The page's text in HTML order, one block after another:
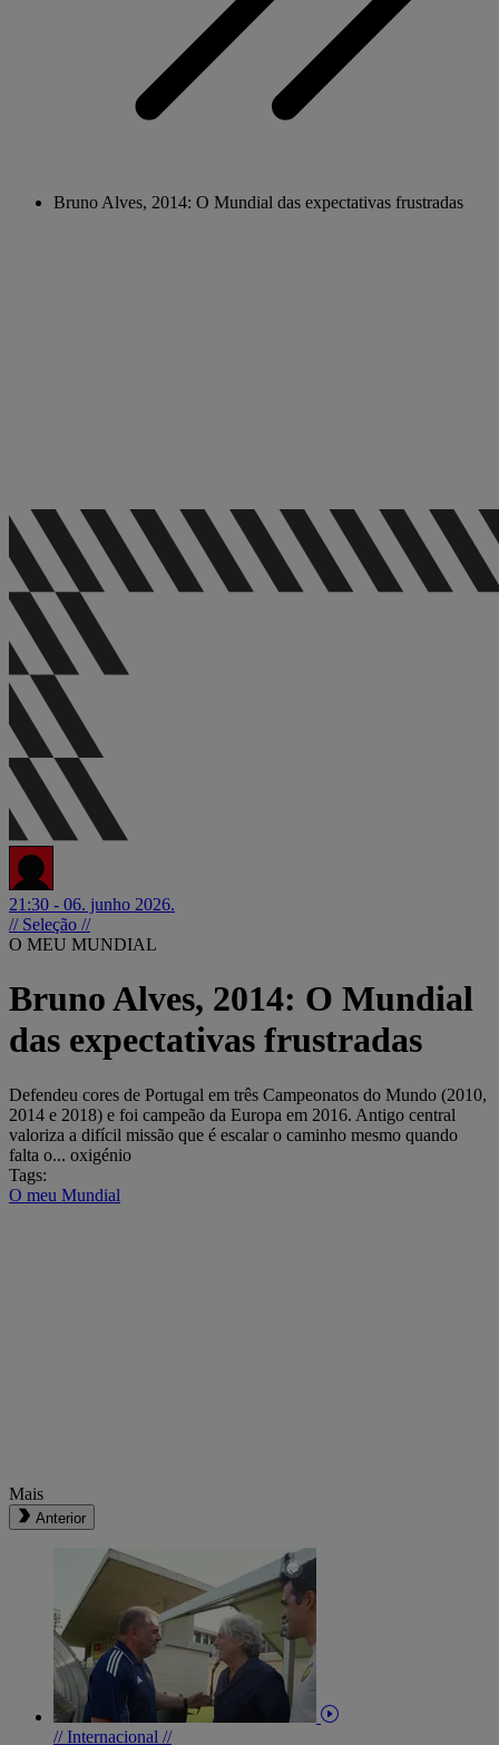
Bruno Alves, 2014: O Mundial das expectativas frustradas
21:30 - 06. junho 2026.
// Seleção //
O MEU MUNDIAL
Bruno Alves, 2014: O Mundial
das expectativas frustradas
Defendeu cores de Portugal em três Campeonatos do Mundo (2010,
2014 e 2018) e foi campeão da Europa em 2016. Antigo central
valoriza a difícil missão que é escalar o caminho mesmo quando
falta o... oxigénio
Tags:
O meu Mundial
Mais
Anterior
// Internacional //